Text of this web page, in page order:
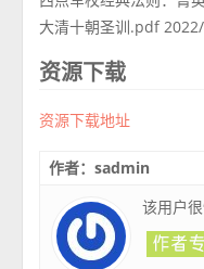
大清十朝圣训.pdf
资源下载
资源下载地址
作者：sadmin
该用户